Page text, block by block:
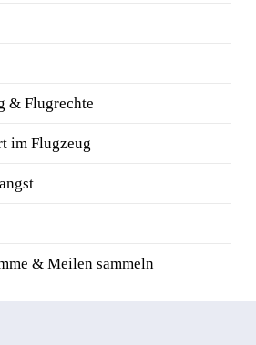
& Flugrechte
im Flugzeug
& Meilen sammeln